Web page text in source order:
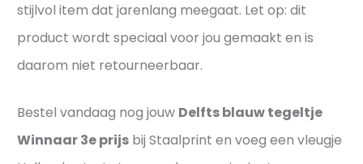
stijlvol item dat jarenlang meegaat. Let op: dit
product wordt speciaal voor jou gemaakt en is
daarom niet retourneerbaar.
Bestel vandaag nog jouw Delfts blauw tegeltje
Winnaar 3e prijs bij Staalprint en voeg een vleugje